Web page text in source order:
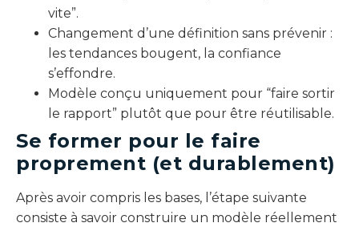
vite”.
Changement d’une définition sans prévenir :
les tendances bougent, la confiance
s’effondre.
Modèle conçu uniquement pour “faire sortir
le rapport” plutôt que pour être réutilisable.
Se former pour le faire
proprement (et durablement)
Après avoir compris les bases, l’étape suivante
consiste à savoir construire un modèle réellement